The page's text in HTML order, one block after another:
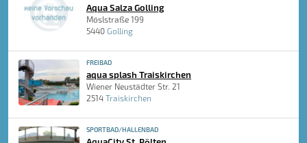
Aqua Salza Golling
Möslstraße 199
5440 Golling
FREIBAD
aqua splash Traiskirchen
Wiener Neustädter Str. 21
2514 Traiskirchen
SPORTBAD/HALLENBAD